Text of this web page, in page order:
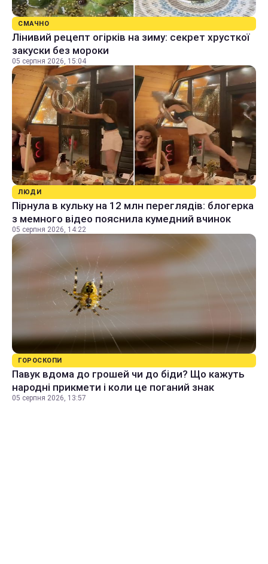
СМАЧНО
Лінивий рецепт огірків на зиму: секрет хрусткої
закуски без мороки
05 серпня 2026, 15:04
ЛЮДИ
Пірнула в кульку на 12 млн переглядів: блогерка
з мемного відео пояснила кумедний вчинок
05 серпня 2026, 14:22
ГОРОСКОПИ
Павук вдома до грошей чи до біди? Що кажуть
народні прикмети і коли це поганий знак
05 серпня 2026, 13:57